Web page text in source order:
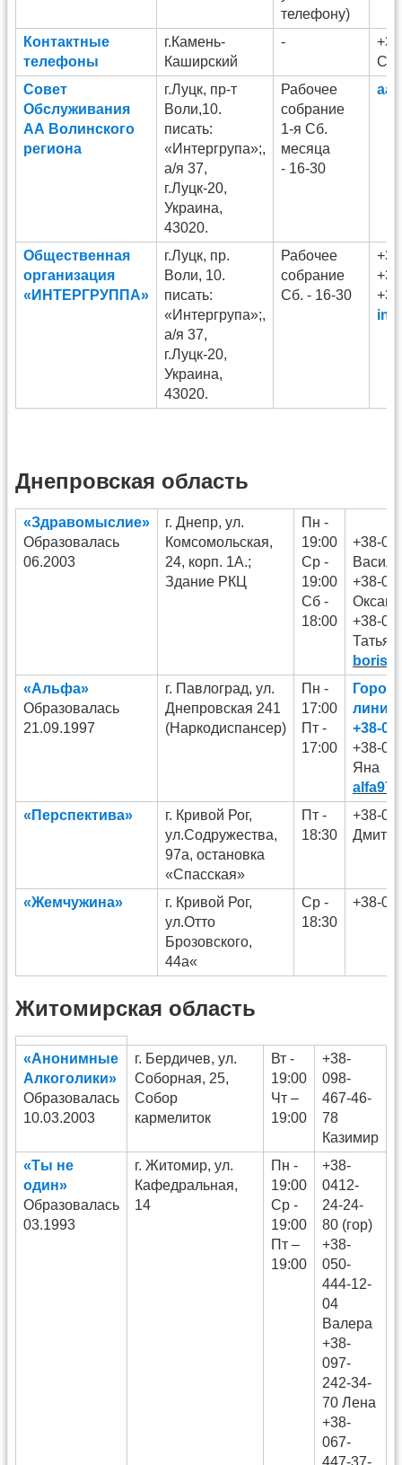
телефону)
Контактные
телефоны
г.Камень-
Каширский
-
Совет
Обслуживания
АА Волинского
региона
г.Луцк, пр-т
Воли,10.
писать:
«Интергрупа»;,
а/я 37,
г.Луцк-20,
Украина,
43020.
Рабочее
собрание
1-я Cб.
месяца
- 16-30
Общественная
организация
«ИНТЕРГРУППА»
г.Луцк, пр.
Воли, 10.
писать:
«Интергрупа»;,
а/я 37,
г.Луцк-20,
Украина,
43020.
Рабочее
собрание
Сб. - 16-30
Днепровская область
«Здравомыслие»
Образовалась
06.2003
г. Днепр, ул.
Комсомольская,
24, корп. 1А.;
Здание РКЦ
Пн -
19:00
Ср -
19:00
Сб -
18:00
+38-
+38-
Оксана
+38-
«Альфа»
Образовалась
21.09.1997
г. Павлоград, ул.
Днепровская 241
(Наркодиспансер)
Пн -
17:00
Пт -
17:00
линия
+38-
+38-
Яна
«Перспектива»
г. Кривой Рог,
ул.Содружества,
97а, остановка
«Спасская»
Пт -
18:30
+38-
«Жемчужина»
г. Кривой Рог,
ул.Отто
Брозовского,
44а«
Ср -
18:30
+38-
Житомирская область
«Анонимные
Алкоголики»
Образовалась
10.03.2003
г. Бердичев, ул.
Соборная, 25,
Собор
кармелиток
Вт -
19:00
Чт –
19:00
+38-
098-
467-46-
78
Казимир
«Ты не
один»
Образовалась
03.1993
г. Житомир, ул.
Кафедральная,
14
Пн -
19:00
Ср -
19:00
Пт –
19:00
+38-
0412-
24-24-
80 (гор)
+38-
050-
444-12-
04
Валера
+38-
097-
242-34-
70 Лена
+38-
067-
447-37-